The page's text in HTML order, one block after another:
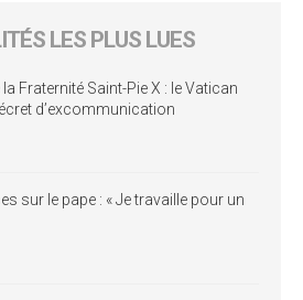
LES PLUS LUES
Fraternité Saint-Pie X : le Vatican
d’excommunication
sur le pape : « Je travaille pour un